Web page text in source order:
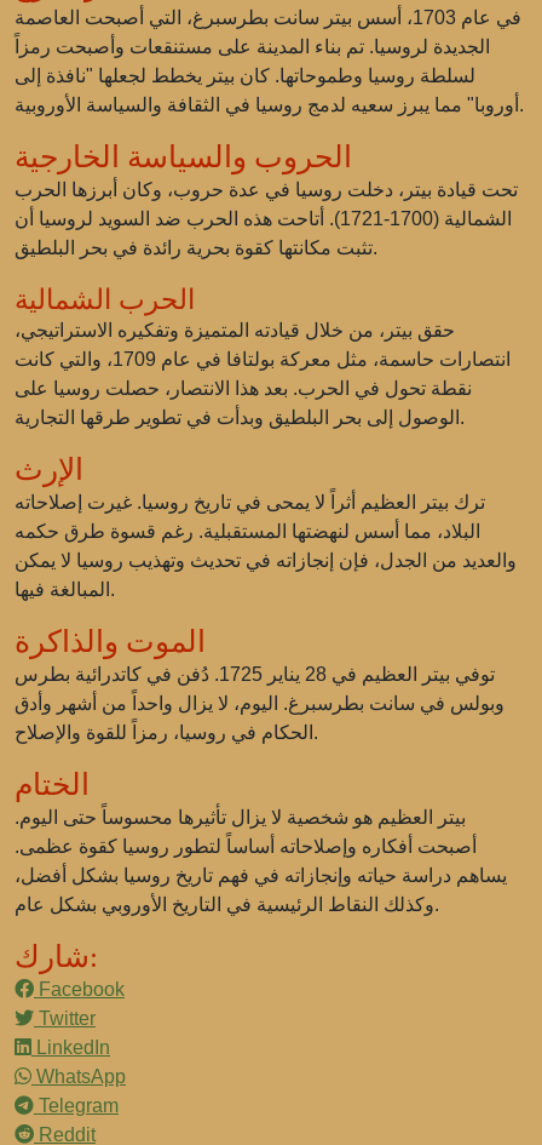
في عام 1703، أسس بيتر سانت بطرسبرغ، التي أصبحت العاصمة
الجديدة لروسيا. تم بناء المدينة على مستنقعات وأصبحت رمزاً
لسلطة روسيا وطموحاتها. كان بيتر يخطط لجعلها "نافذة إلى
أوروبا" مما يبرز سعيه لدمج روسيا في الثقافة والسياسة الأوروبية.
الحروب والسياسة الخارجية
تحت قيادة بيتر، دخلت روسيا في عدة حروب، وكان أبرزها الحرب
الشمالية (1700-1721). أتاحت هذه الحرب ضد السويد لروسيا أن
تثبت مكانتها كقوة بحرية رائدة في بحر البلطيق.
الحرب الشمالية
حقق بيتر، من خلال قيادته المتميزة وتفكيره الاستراتيجي،
انتصارات حاسمة، مثل معركة بولتافا في عام 1709، والتي كانت
نقطة تحول في الحرب. بعد هذا الانتصار، حصلت روسيا على
الوصول إلى بحر البلطيق وبدأت في تطوير طرقها التجارية.
الإرث
ترك بيتر العظيم أثراً لا يمحى في تاريخ روسيا. غيرت إصلاحاته
البلاد، مما أسس لنهضتها المستقبلية. رغم قسوة طرق حكمه
والعديد من الجدل، فإن إنجازاته في تحديث وتهذيب روسيا لا يمكن
المبالغة فيها.
الموت والذاكرة
توفي بيتر العظيم في 28 يناير 1725. دُفن في كاتدرائية بطرس
وبولس في سانت بطرسبرغ. اليوم، لا يزال واحداً من أشهر وأدق
الحكام في روسيا، رمزاً للقوة والإصلاح.
الختام
بيتر العظيم هو شخصية لا يزال تأثيرها محسوساً حتى اليوم.
أصبحت أفكاره وإصلاحاته أساساً لتطور روسيا كقوة عظمى.
يساهم دراسة حياته وإنجازاته في فهم تاريخ روسيا بشكل أفضل،
وكذلك النقاط الرئيسية في التاريخ الأوروبي بشكل عام.
شارك:
Facebook
Twitter
LinkedIn
WhatsApp
Telegram
Reddit